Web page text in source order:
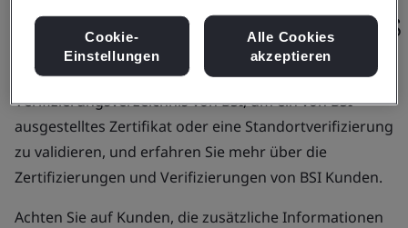
Verifizierungsverzeichnis
Nutzen Sie das Zertifizierungs- und
Verifizierungsverzeichnis von BSI, um ein von BSI
ausgestelltes Zertifikat oder eine Standortverifizierung
zu validieren, und erfahren Sie mehr über die
Zertifizierungen und Verifizierungen von BSI Kunden.
Achten Sie auf Kunden, die zusätzliche Informationen
Cookie-
Einstellungen
Alle Cookies
akzeptieren